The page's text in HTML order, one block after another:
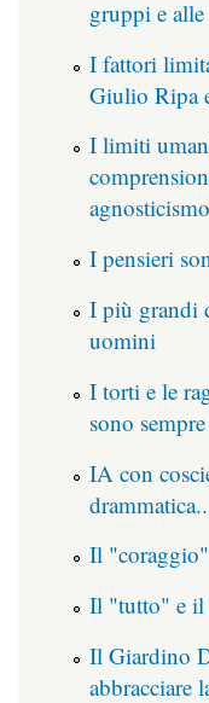
gruppi e
I fattori
Giulio Ripa
I limiti
agnosticismo
I pensieri
I più grandi
uomini
I torti e le
sono
IA con
Il "coraggio"
Il "tutto" e il
Il Giardino
abbracciare